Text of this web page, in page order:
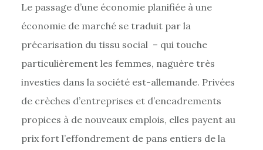
Le passage d’une économie planifiée à une
économie de marché se traduit par la
précarisation du tissu social – qui touche
particulièrement les femmes, naguère très
investies dans la société est-allemande. Privées
de crèches d’entreprises et d’encadrements
propices à de nouveaux emplois, elles payent au
prix fort l’effondrement de pans entiers de la